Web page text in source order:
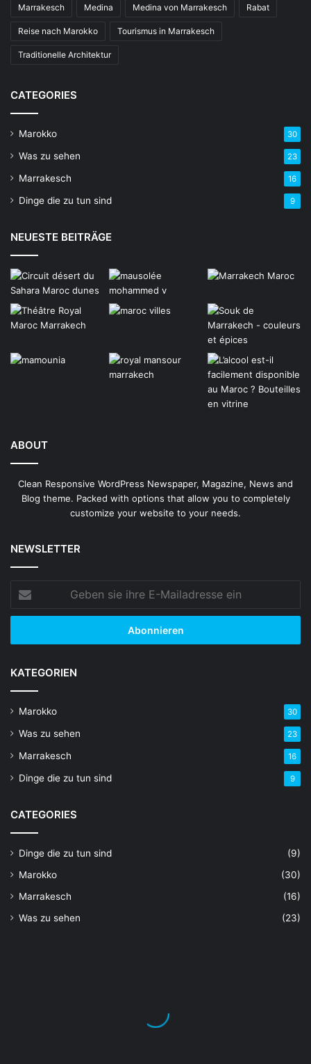
Marrakesch Medina Medina von Marrakesch Rabat
Reise nach Marokko Tourismus in Marrakesch
Traditionelle Architektur
CATEGORIES
Marokko 30
Was zu sehen 23
Marrakesch 16
Dinge die zu tun sind 9
NEUESTE BEITRÄGE
ABOUT
Clean Responsive WordPress Newspaper, Magazine, News and
Blog theme. Packed with options that allow you to completely
customize your website to your needs.
NEWSLETTER
sie
ihre
Mailadresse
KATEGORIEN
Marokko 30
Was zu sehen 23
Marrakesch 16
Dinge die zu tun sind 9
CATEGORIES
Dinge die zu tun sind
(9)
Marokko
(30)
Marrakesch
(16)
Was zu sehen
(23)